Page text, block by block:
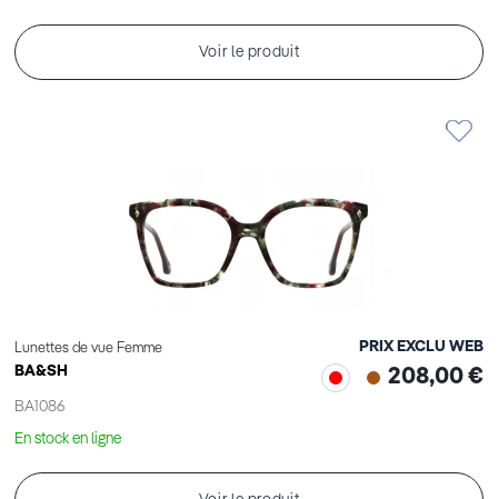
Voir le produit
Lunettes de vue Femme
BA&SH
BA1086
PRIX EXCLU WEB
208,00 €
En stock en ligne